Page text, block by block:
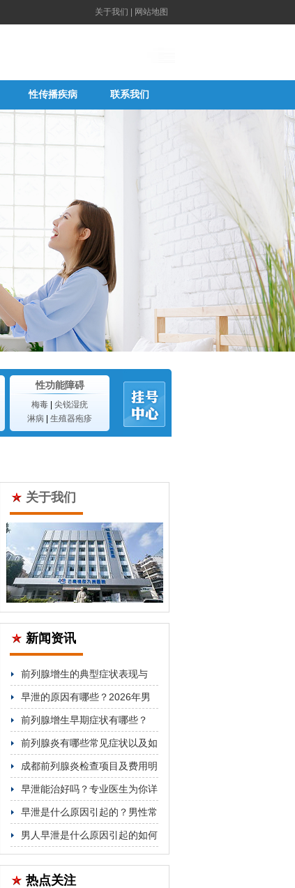
关于我们 网站地图
性传播疾病 联系我们
性功能障碍
梅毒 | 尖锐湿疣
淋病 | 生殖器疱疹
关于我们
新闻资讯
前列腺增生的典型症状表现与
2026年科学治疗方法科普
早泄的原因有哪些？2026年男
科医生详解分类与对症治疗方法
前列腺增生早期症状有哪些？
2026年科学防治与用药指南
前列腺炎有哪些常见症状以及如
何治疗
成都前列腺炎检查项目及费用明
细公开
早泄能治好吗？专业医生为你详
细解答
早泄是什么原因引起的？男性常
见因素解析
男人早泄是什么原因引起的如何
改善
热点关注